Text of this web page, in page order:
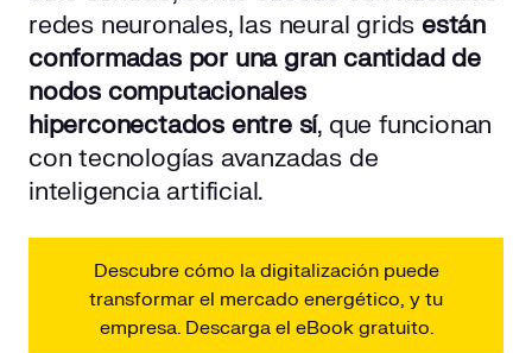
redes neuronales, las neural grids están
conformadas por una gran cantidad de
nodos computacionales
hiperconectados entre sí, que funcionan
con tecnologías avanzadas de
inteligencia artificial.
Descubre cómo la digitalización puede
transformar el mercado energético, y tu
empresa. Descarga el eBook gratuito.